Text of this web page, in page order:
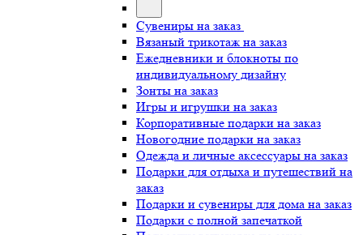
Сувениры на заказ
Вязаный трикотаж на заказ
Ежедневники и блокноты по
индивидуальному дизайну
Зонты на заказ
Игры и игрушки на заказ
Корпоративные подарки на заказ
Новогодние подарки на заказ
Одежда и личные аксессуары на заказ
Подарки для отдыха и путешествий на
заказ
Подарки и сувениры для дома на заказ
Подарки с полной запечаткой